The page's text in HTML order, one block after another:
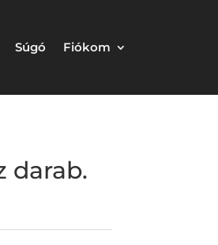
Súgó Fiókom
darab.